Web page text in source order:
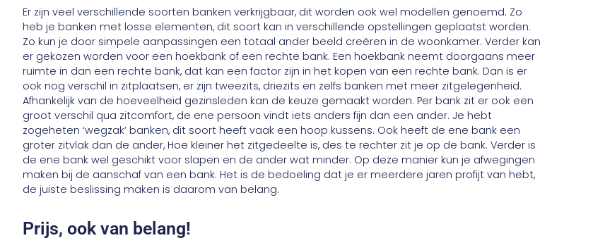
Er zijn veel verschillende soorten banken verkrijgbaar, dit worden ook wel modellen genoemd. Zo
heb je banken met losse elementen, dit soort kan in verschillende opstellingen geplaatst worden.
Zo kun je door simpele aanpassingen een totaal ander beeld creëren in de woonkamer. Verder kan
er gekozen worden voor een hoekbank of een rechte bank. Een hoekbank neemt doorgaans meer
ruimte in dan een rechte bank, dat kan een factor zijn in het kopen van een rechte bank. Dan is er
ook nog verschil in zitplaatsen, er zijn tweezits, driezits en zelfs banken met meer zitgelegenheid.
Afhankelijk van de hoeveelheid gezinsleden kan de keuze gemaakt worden. Per bank zit er ook een
groot verschil qua zitcomfort, de ene persoon vindt iets anders fijn dan een ander. Je hebt
zogeheten ‘wegzak’ banken, dit soort heeft vaak een hoop kussens. Ook heeft de ene bank een
groter zitvlak dan de ander, Hoe kleiner het zitgedeelte is, des te rechter zit je op de bank. Verder is
de ene bank wel geschikt voor slapen en de ander wat minder. Op deze manier kun je afwegingen
maken bij de aanschaf van een bank. Het is de bedoeling dat je er meerdere jaren profijt van hebt,
de juiste beslissing maken is daarom van belang.
Prijs, ook van belang!